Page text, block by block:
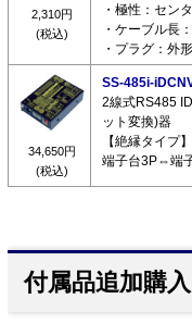
2,310円
(税込)
・極性：セン
・ケーブル長
・プラグ：外
34,650円
(税込)
SS-485i-
2線式RS485
ット変換)器
【絶縁タイプ
端子台3P⇔端
付属品追加購入